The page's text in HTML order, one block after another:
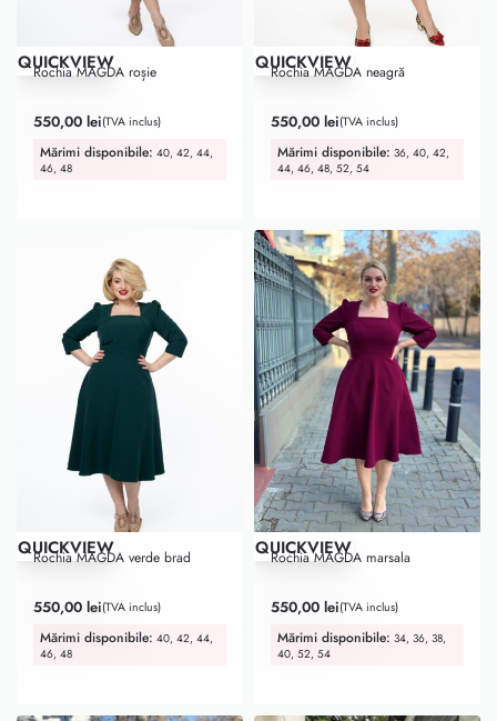
QUICKVIEW
Rochia MAGDA roșie
Evaluat la 5.00din 5
550,00 lei(TVA inclus)
Mărimi disponibile: 40, 42, 44,
46, 48
QUICKVIEW
Rochia MAGDA neagră
Evaluat la 5.00din 5
550,00 lei(TVA inclus)
Mărimi disponibile: 36, 40, 42,
44, 46, 48, 52, 54
QUICKVIEW
Rochia MAGDA verde brad
Evaluat la 5.00din 5
550,00 lei(TVA inclus)
Mărimi disponibile: 40, 42, 44,
46, 48
Top Favorite
QUICKVIEW
Rochia MAGDA marsala
Evaluat la 5.00din 5
550,00 lei(TVA inclus)
Mărimi disponibile: 34, 36, 38,
40, 52, 54